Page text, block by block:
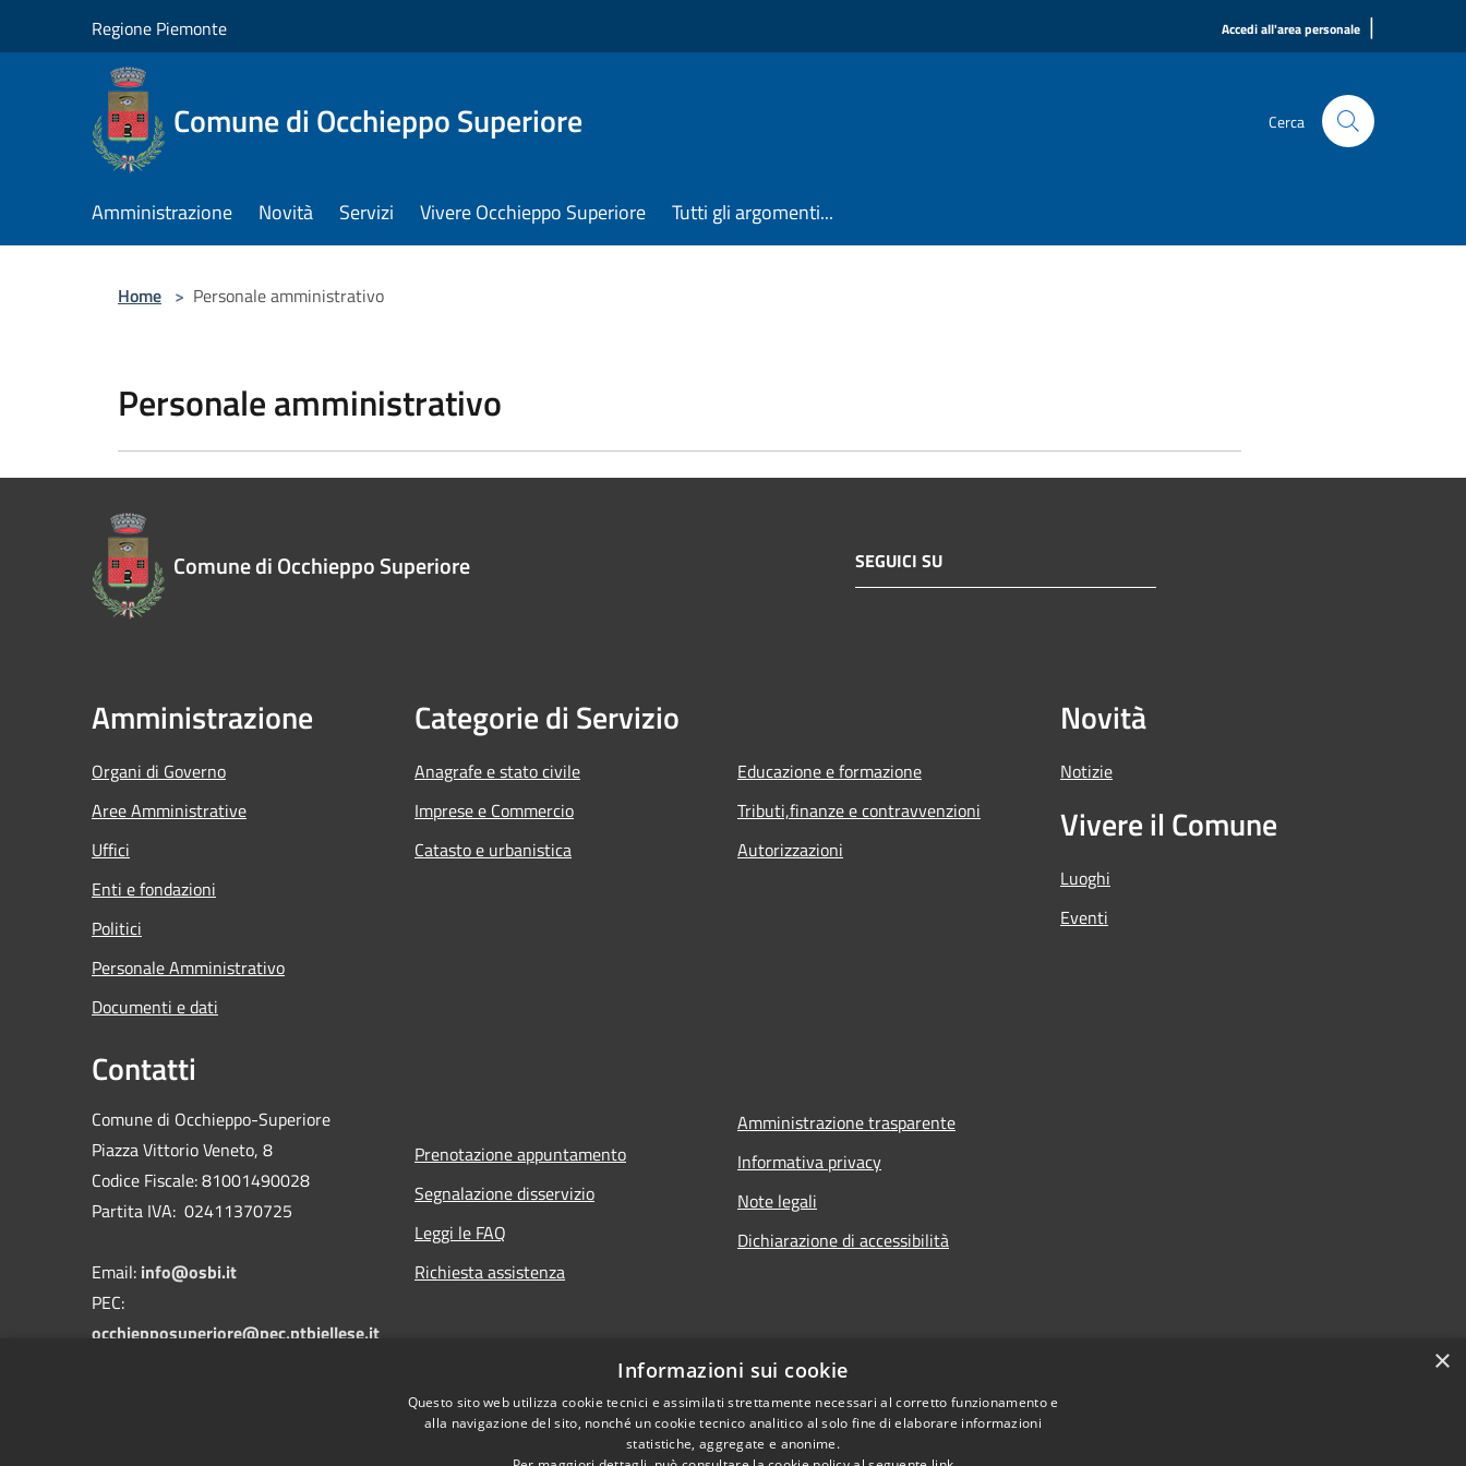
Regione Piemonte Accedi all'area personale |
Comune di Occhieppo Superiore Cerca
Amministrazione Novità Servizi Vivere Occhieppo Superiore Tutti gli argomenti...
Home > Personale amministrativo
Personale amministrativo
Comune di Occhieppo Superiore SEGUICI SU
Amministrazione
Organi di Governo
Aree Amministrative
Uffici
Enti e fondazioni
Politici
Personale Amministrativo
Documenti e dati
Categorie di Servizio
Anagrafe e stato civile
Imprese e Commercio
Catasto e urbanistica
Educazione e formazione
Tributi,finanze e contravvenzioni
Autorizzazioni
Novità
Notizie
Vivere il Comune
Luoghi
Eventi
Contatti
Comune di Occhieppo-Superiore
Piazza Vittorio Veneto, 8
Codice Fiscale: 81001490028
Partita IVA: 02411370725
Email: info@osbi.it
PEC:
occhiepposuperiore@pec.ptbiellese.it
Prenotazione appuntamento
Segnalazione disservizio
Leggi le FAQ
Richiesta assistenza
Amministrazione trasparente
Informativa privacy
Note legali
Dichiarazione di accessibilità
×
Informazioni sui cookie
Questo sito web utilizza cookie tecnici e assimilati strettamente necessari al corretto funzionamento e
alla navigazione del sito, nonché un cookie tecnico analitico al solo fine di elaborare informazioni
statistiche, aggregate e anonime.